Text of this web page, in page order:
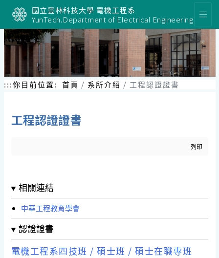
國立雲林科技大學 電機工程系
YunTech.Department of Electrical Engineering
:::你目前位置: 首頁 系所介紹 工程認證證書
工程認證證書
列印
相關連結
中華工程教育學會
認證證書
電機工程系四技班 / 碩士班 / 碩士在職專班